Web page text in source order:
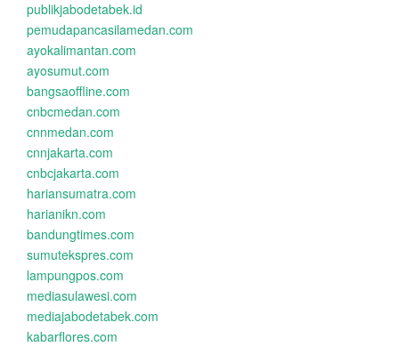
publikjabodetabek.id
pemudapancasilamedan.com
ayokalimantan.com
ayosumut.com
bangsaoffline.com
cnbcmedan.com
cnnmedan.com
cnnjakarta.com
cnbcjakarta.com
hariansumatra.com
harianikn.com
bandungtimes.com
sumutekspres.com
lampungpos.com
mediasulawesi.com
mediajabodetabek.com
kabarflores.com